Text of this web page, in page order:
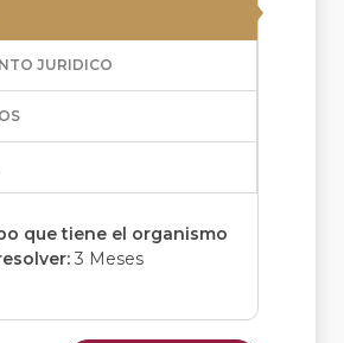
JURIDICO
que tiene el organismo
3 Meses